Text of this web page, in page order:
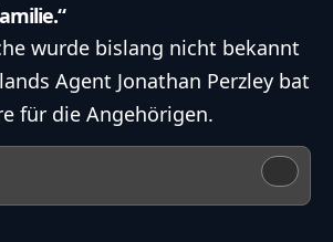
wurde bislang nicht bekannt
Agent Jonathan Perzley bat
für die Angehörigen.